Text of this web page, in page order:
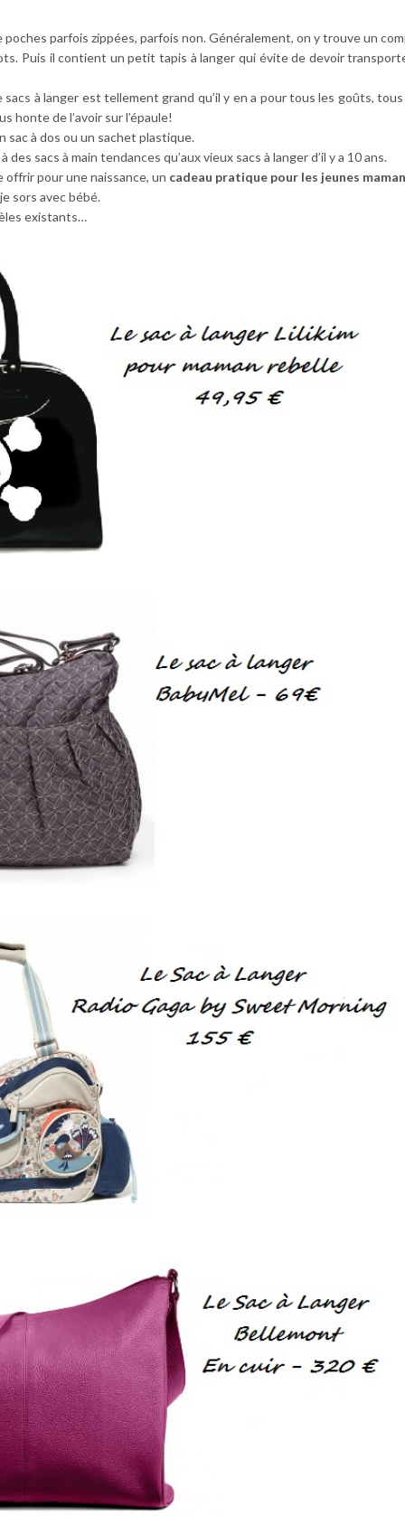
parfois zippées, parfois non. Généralement, on y trouve un
Puis il contient un petit tapis à langer qui évite de devoir
sacs à langer est tellement grand qu’il y en a pour tous les goûts,
honte de l’avoir sur l’épaule!
sac à dos ou un sachet plastique.
sacs à main tendances qu’aux vieux sacs à langer d’il y a 10 ans.
offrir pour une naissance, un cadeau pratique pour les jeunes
sors avec bébé.
existants…